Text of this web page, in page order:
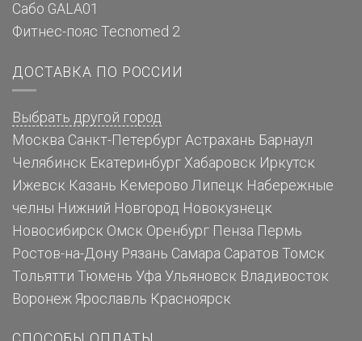
Сабо GALA01
Фитнес-пояс Tecnomed 2
ДОСТАВКА ПО РОССИИ
Выбрать другой город
Москва Санкт-Петербург Астрахань Барнаул
Челябинск Екатеринбург Хабаровск Иркутск
Ижевск Казань Кемерово Липецк Набережные
челны Нижний Новгород Новокузнецк
Новосибирск Омск Оренбург Пенза Пермь
Ростов-на-Дону Рязань Самара Саратов Томск
Тольятти Тюмень Уфа Ульяновск Владивосток
Воронеж Ярославль Красноярск